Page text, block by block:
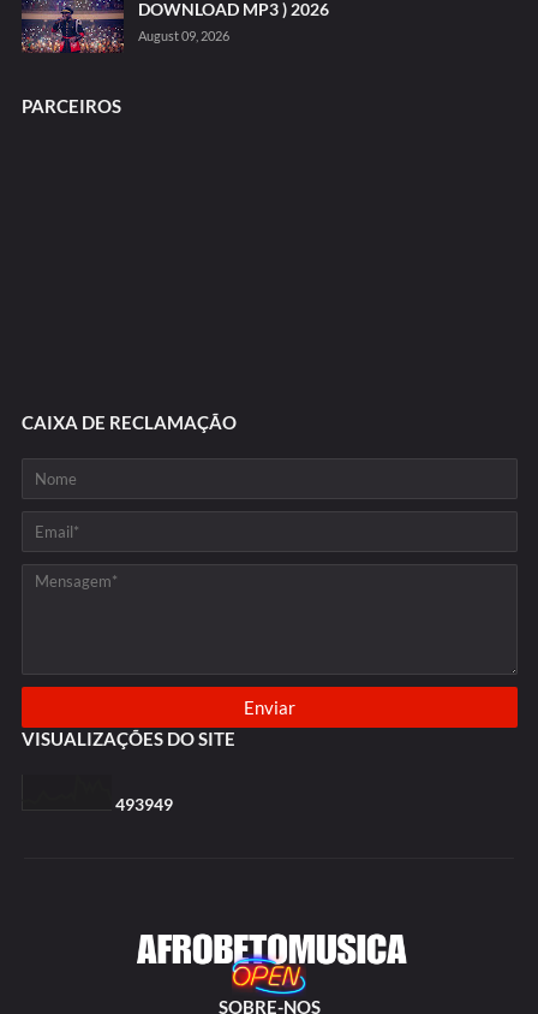
DOWNLOAD MP3 ) 2026
August 09, 2026
PARCEIROS
CAIXA DE RECLAMAÇÃO
VISUALIZAÇÕES DO SITE
493949
SOBRE-NOS